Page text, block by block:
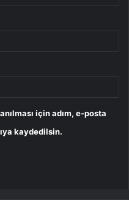
için adım, e-posta
kaydedilsin.